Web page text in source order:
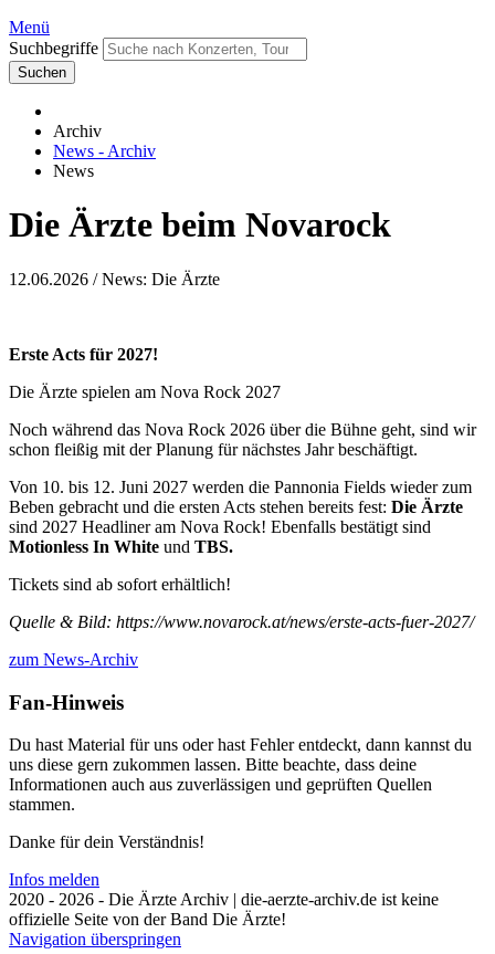
Menü
Suchbegriffe
Suchen
Archiv
News - Archiv
News
Die Ärzte beim Novarock
12.06.2026 / News: Die Ärzte
Erste Acts für 2027!
Die Ärzte spielen am Nova Rock 2027
Noch während das Nova Rock 2026 über die Bühne geht, sind wir
schon fleißig mit der Planung für nächstes Jahr beschäftigt.
Von 10. bis 12. Juni 2027 werden die Pannonia Fields wieder zum
Beben gebracht und die ersten Acts stehen bereits fest: Die Ärzte
sind 2027 Headliner am Nova Rock! Ebenfalls bestätigt sind
Motionless In White und TBS.
Tickets sind ab sofort erhältlich!
Quelle & Bild: https://www.novarock.at/news/erste-acts-fuer-2027/
zum News-Archiv
Fan-Hinweis
Du hast Material für uns oder hast Fehler entdeckt, dann kannst du
uns diese gern zukommen lassen. Bitte beachte, dass deine
Informationen auch aus zuverlässigen und geprüften Quellen
stammen.
Danke für dein Verständnis!
Infos melden
2020 - 2026 - Die Ärzte Archiv | die-aerzte-archiv.de ist keine
offizielle Seite von der Band Die Ärzte!
Navigation überspringen